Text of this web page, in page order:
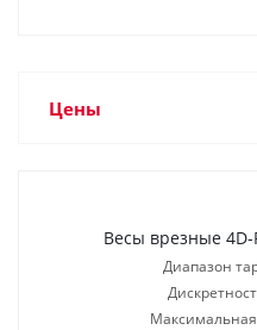
Цены
Весы врезные 4D-
Диапазон
Максимальная